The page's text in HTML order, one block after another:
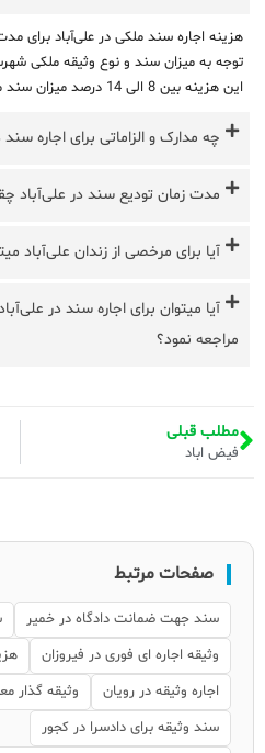
هزینه اجاره سند ملکی در علی‌آباد
توجه به میزان سند و نوع وثیقه ملکی
این هزینه بین 8 الی 14 درصد میزان سند میباشد.
چه مدارک و الزاماتی برای اجاره
مدت زمان تودیع سند در علی‌آباد
آیا برای مرخصی از زندان علی‌آباد
آیا میتوان برای اجاره سند در
مراجعه نمود؟
مطلب قبلی
فیض اباد
صفحات مرتبط
سند جهت ضمانت دادگاه در خمیر
وثیقه اجاره ای فوری در فیروزان
اجاره وثیقه در رویان
وثیقه گذار
سند وثیقه برای دادسرا در کجور